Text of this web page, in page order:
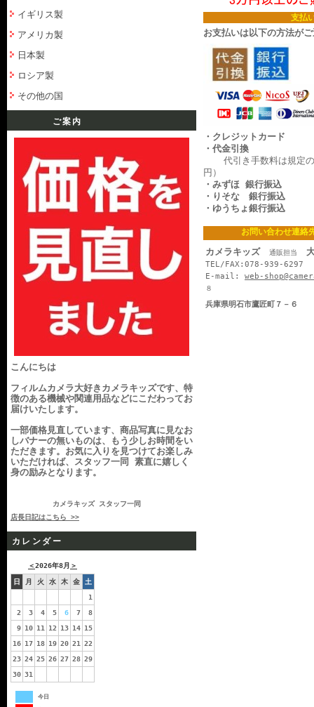
イギリス製
アメリカ製
日本製
ロシア製
その他の国
ご案内
こんにちは
フィルムカメラ大好きカメラキッズです、特
徴のある機械や関連用品などにこだわってお
届けいたします。
一部価格見直しています、商品写真に見なお
しバナーの無いものは、もう少しお時間をい
ただきます。お気に入りを見つけてお楽しみ
いただければ、スタッフ一同 素直に嬉しく
身の励みとなります。
カメラキッズ スタッフ一同
店長日記はこちら >>
カレンダー
＜2026年8月 ＞
日 月 火 水 木 金
土
1
2
3 4 5 6 7
8
9 10 11 12 13 14 15
16 17 18 19 20 21
22
23 24 25 26 27 28 29
30 31
今日
支払
お支払いは以下の方法が
・クレジットカード
・代金引換
代引き手数料は規定の
円）
・みずほ 銀行振込
・りそな 銀行振込
・ゆうちょ銀行振込
お問い合わせ連絡
カメラキッズ 通販担当
TEL/FAX:078-939-6297
E-mail: web-
８
兵庫県明石市鷹匠町７－６